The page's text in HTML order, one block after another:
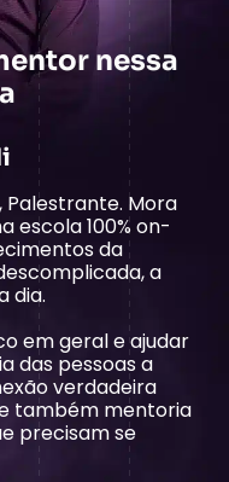
nessa
Palestrante. Mora
escola 100% on-
da
a
dia.
em geral e ajudar
das pessoas a
verdadeira
também mentoria
precisam se